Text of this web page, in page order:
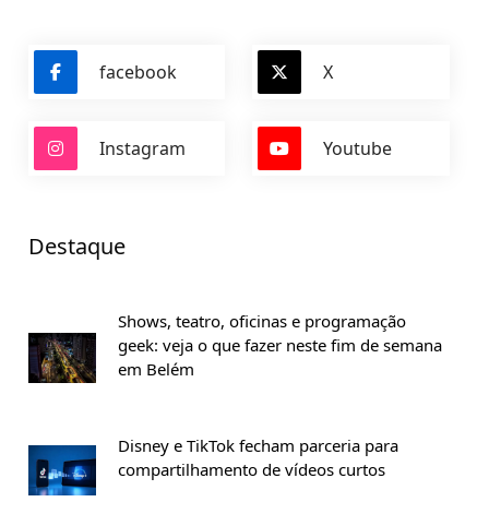
facebook X
Instagram Youtube
Destaque
Shows, teatro, oficinas e programação
geek: veja o que fazer neste fim de semana
em Belém
Disney e TikTok fecham parceria para
compartilhamento de vídeos curtos